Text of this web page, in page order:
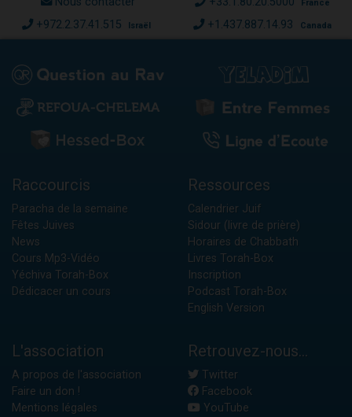
France
+972.2.37.41.515 Israël +1.437.887.14.93 Canada
Raccourcis
Paracha de la semaine
Fêtes Juives
News
Cours Mp3-Vidéo
Yéchiva Torah-Box
Dédicacer un cours
Ressources
Calendrier Juif
Sidour (livre de prière)
Horaires de Chabbath
Livres Torah-Box
Inscription
Podcast Torah-Box
English Version
L'association
A propos de l'association
Faire un don !
Mentions légales
Retrouvez-nous...
Twitter
Facebook
YouTube